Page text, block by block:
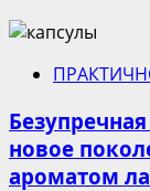
новое
ароматом